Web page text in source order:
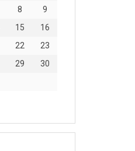
8
9
15
16
22
23
29
30